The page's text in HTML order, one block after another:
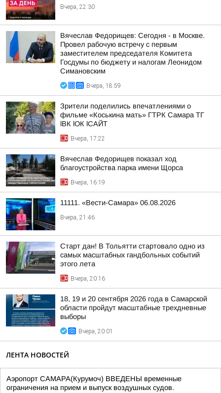
Вчера, 22:30
Вячеслав Федорищев: Сегодня - в Москве.
Провел рабочую встречу с первым
заместителем председателя Комитета
Госдумы по бюджету и налогам Леонидом
Симановским
Вчера, 18:59
Зрители поделились впечатлениями о
фильме «Коськина мать» ГТРК Самара ТГ
lВК lОК lСАЙТ
Вчера, 17:22
Вячеслав Федорищев показал ход
благоустройства парка имени Щорса
Вчера, 16:19
11111. «Вести-Самара» 06.08.2026
Вчера, 21:46
Старт дан! В Тольятти стартовало одно из
самых масштабных гандбольных событий
этого лета
Вчера, 20:16
18, 19 и 20 сентября 2026 года в Самарской
области пройдут масштабные трехдневные
выборы
Вчера, 20:01
ЛЕНТА НОВОСТЕЙ
Аэропорт САМАРА(Курумоч) ВВЕДЕНЫ временные
ограничения на прием и выпуск воздушных судов.